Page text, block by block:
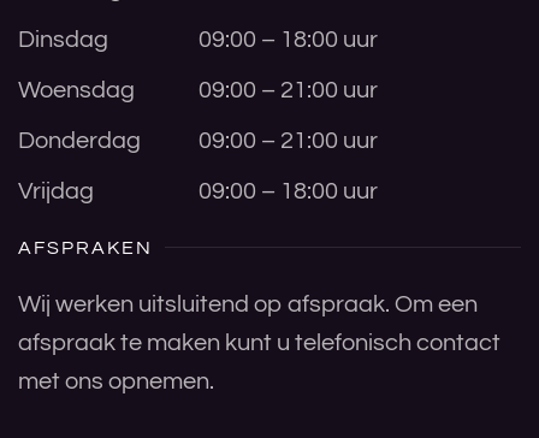
Dinsdag 09:00 – 18:00 uur
Woensdag 09:00 – 21:00 uur
Donderdag 09:00 – 21:00 uur
Vrijdag 09:00 – 18:00 uur
AFSPRAKEN
Wij werken uitsluitend op afspraak. Om een
afspraak te maken kunt u telefonisch contact
met ons opnemen.